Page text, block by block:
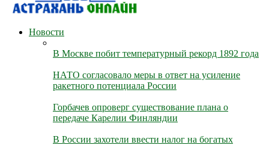
Новости
В Москве побит температурный рекорд 1892 года
НАТО согласовало меры в ответ на усиление
ракетного потенциала России
Горбачев опроверг существование плана о
передаче Карелии Финляндии
В России захотели ввести налог на богатых